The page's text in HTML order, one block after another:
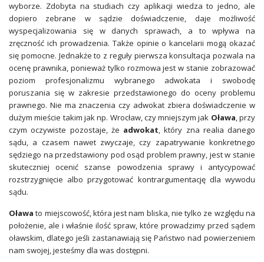
wyborze. Zdobyta na studiach czy aplikacji wiedza to jedno, ale
dopiero zebrane w sądzie doświadczenie, daje możliwość
wyspecjalizowania się w danych sprawach, a to wpływa na
zręczność ich prowadzenia. Także opinie o kancelarii mogą okazać
się pomocne. Jednakże to z reguły pierwsza konsultacja pozwala na
ocenę prawnika, ponieważ tylko rozmowa jest w stanie zobrazować
poziom profesjonalizmu wybranego adwokata i swobodę
poruszania się w zakresie przedstawionego do oceny problemu
prawnego. Nie ma znaczenia czy adwokat zbiera doświadczenie w
dużym mieście takim jak np. Wrocław, czy mniejszym jak Oława, przy
czym oczywiste pozostaje, że adwokat, który zna realia danego
sądu, a czasem nawet zwyczaje, czy zapatrywanie konkretnego
sędziego na przedstawiony pod osąd problem prawny, jest w stanie
skuteczniej ocenić szanse powodzenia sprawy i antycypować
rozstrzygnięcie albo przygotować kontrargumentację dla wywodu
sądu.
Oława to miejscowość, która jest nam bliska, nie tylko ze względu na
położenie, ale i właśnie ilość spraw, które prowadzimy przed sądem
oławskim, dlatego jeśli zastanawiają się Państwo nad powierzeniem
nam swojej, jesteśmy dla was dostępni.